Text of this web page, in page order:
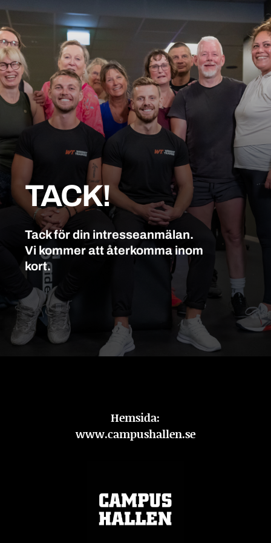
TACK!
Tack för din intresseanmälan.
Vi kommer att återkomma inom
kort.
Hemsida:
www.campushallen.se